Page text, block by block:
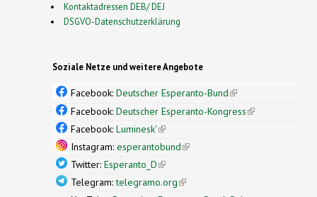
Kontaktadressen DEB/ DEJ
DSGVO-Datenschutzerklärung
Soziale Netze und weitere Angebote
Facebook: Deutscher Esperanto-Bund(link is
external)
Facebook: Deutscher Esperanto-Kongress(link is
Facebook: Luminesk'(link is external)
Instagram: esperantobund(link is external)
Twitter: Esperanto_D(link is external)
Telegram:telegramo.org(link is external)